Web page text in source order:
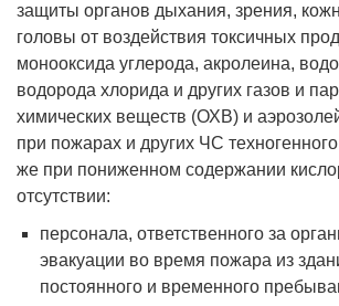
защиты органов дыхания, зрения,
головы от воздействия токсичных
монооксида углерода, акролеина,
водорода хлорида и других газов и
химических веществ (ОХВ) и
при пожарах и других ЧС
же при пониженном содержании
отсутствии:
персонала, ответственного за
эвакуации во время пожара из
постоянного и временного